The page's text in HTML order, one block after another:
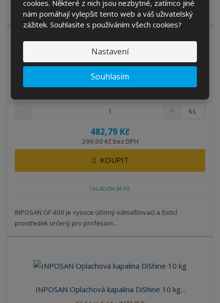
cookies. Některé z nich jsou nezbytné, zatímco jiné
nám pomáhají vylepšit tento web a váš uživatelský
zážitek. Souhlasíte s používáním všech cookies?
Nastavení
Souhlasím
mytí nádobí. Vyznačuje se...
INPOSAN GF 400 - odmašťovací čistící pro...
482,79 Kč
399,00 Kč bez DPH
ks
KOUPIT
SKLADEM 84 KS
INPOSAN GF 400 je vysoce účinný odmašťovací a čisticí
prostředek určený pro profesion...
INPOSAN Oplachová kapalina DiShine 10 kg...